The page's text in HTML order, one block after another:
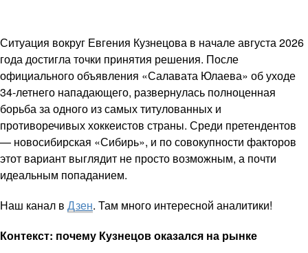
Ситуация вокруг Евгения Кузнецова в начале августа 2026
года достигла точки принятия решения. После
официального объявления «Салавата Юлаева» об уходе
34-летнего нападающего, развернулась полноценная
борьба за одного из самых титулованных и
противоречивых хоккеистов страны. Среди претендентов
— новосибирская «Сибирь», и по совокупности факторов
этот вариант выглядит не просто возможным, а почти
идеальным попаданием.
Наш канал в Дзен. Там много интересной аналитики!
Контекст: почему Кузнецов оказался на рынке